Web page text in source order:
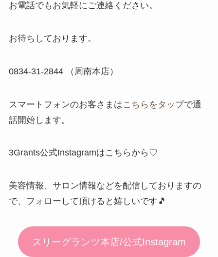
お電話でもお気軽にご連絡ください。
お待ちしております。
​0834-31-2844 （周南本店）
スマートフォンのお客さまはこちらをタップで通
話開始します。
3Grants公式Instagramはこちらから♡
美容情報、サロン情報などを配信しておりますの
で、フォローして頂けると嬉しいです🎵
スリーグランツ本店/公式Instagram